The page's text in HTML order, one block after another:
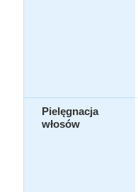
Pielęgnacja
włosów